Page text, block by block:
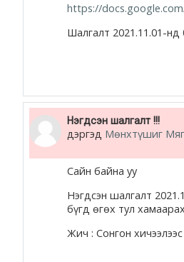
https://
Шалгалт 2021.11.01-нд
Нэгдсэн шалгалт !!!
дэргэд Мөнхтүшиг
Сайн байна уу
Нэгдсэн шалгалт
бүгд өгөх тул
Жич : Сонгон